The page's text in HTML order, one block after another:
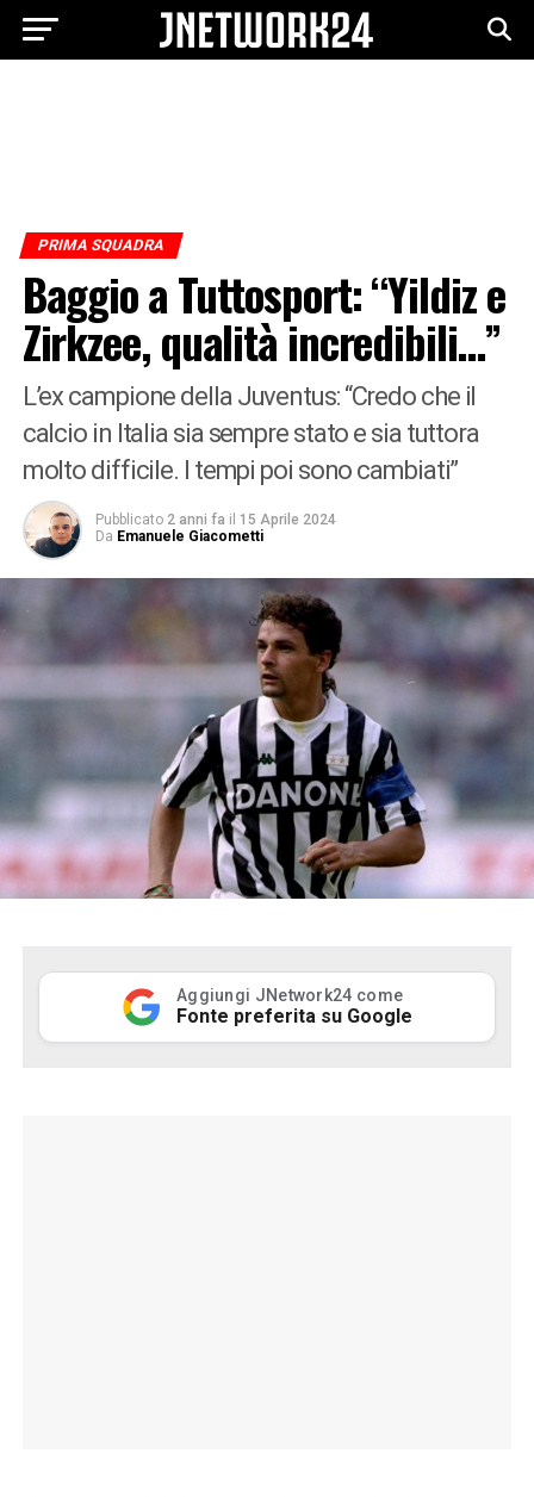
PRIMA SQUADRA
Baggio a Tuttosport: “Yildiz e
Zirkzee, qualità incredibili…”
L’ex campione della Juventus: “Credo che il
calcio in Italia sia sempre stato e sia tuttora
molto difficile. I tempi poi sono cambiati”
Pubblicato 2 anni fa il 15 Aprile 2024
Da Emanuele Giacometti
Aggiungi JNetwork24 come
Fonte preferita su Google